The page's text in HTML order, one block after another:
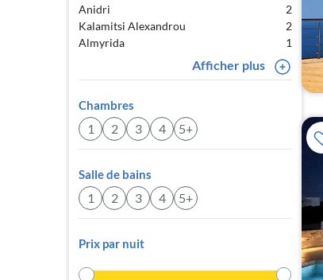
Anidri
2
Kalamitsi Alexandrou
2
Almyrida
1
Afficher plus
Chambres
1 2 3 4 5+
Salle de bains
1 2 3 4 5+
Prix par nuit